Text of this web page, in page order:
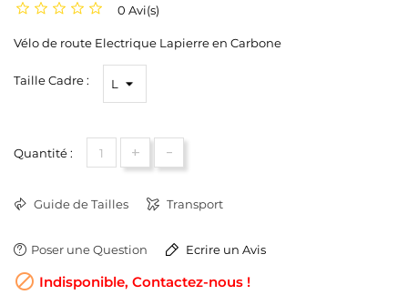
0 Avi(s)
Vélo de route Electrique Lapierre en Carbone
Taille Cadre :
Quantité : + -
Guide de Tailles Transport
Poser une Question Ecrire un Avis
 Indisponible, Contactez-nous !